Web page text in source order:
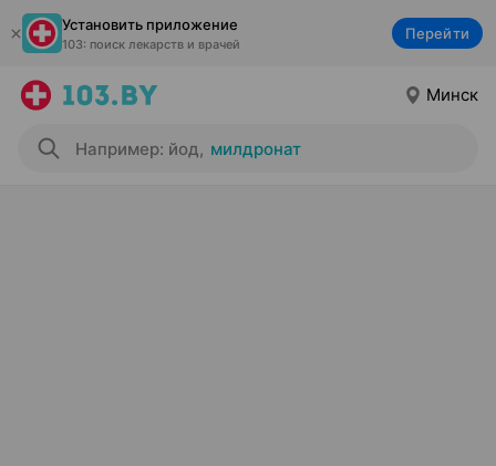
Установить приложение
103: поиск лекарств и врачей
Перейти
Минск
Например: йод, милдронат